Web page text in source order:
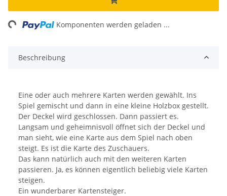
Komponenten werden geladen ...
Beschreibung
Eine oder auch mehrere Karten werden gewählt. Ins
Spiel gemischt und dann in eine kleine Holzbox gestellt.
Der Deckel wird geschlossen. Dann passiert es.
Langsam und geheimnisvoll öffnet sich der Deckel und
man sieht, wie eine Karte aus dem Spiel nach oben
steigt. Es ist die Karte des Zuschauers.
Das kann natürlich auch mit den weiteren Karten
passieren. Ja, es können eigentlich beliebig viele Karten
steigen.
Ein wunderbarer Kartensteiger.